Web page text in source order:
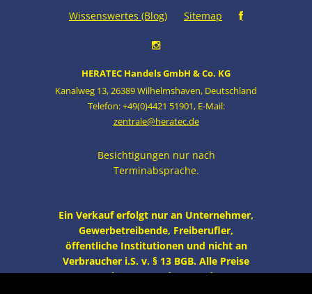
Wissenswertes (Blog) Sitemap
HERATEC Handels GmbH & Co. KG
Kanalweg 13, 26389 Wilhelmshaven, Deutschland
Telefon: +49(0)4421 51901, E-Mail:
zentrale@heratec.de
Besichtigungen nur nach
Terminabsprache.
Ein Verkauf erfolgt nur an Unternehmer,
Gewerbetreibende, Freiberufler,
öffentliche Institutionen und nicht an
Verbraucher i.S. v. § 13 BGB. Alle Preise
zzgl. MwSt. und Versand.